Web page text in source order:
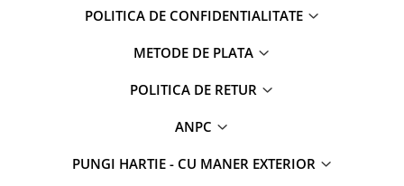
POLITICA DE CONFIDENTIALITATE
METODE DE PLATA
POLITICA DE RETUR
ANPC
PUNGI HARTIE - CU MANER EXTERIOR